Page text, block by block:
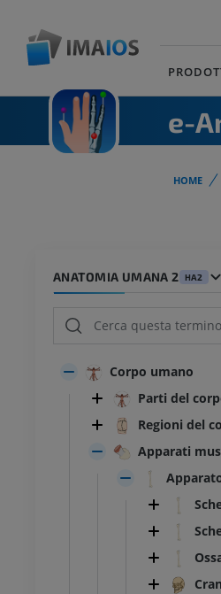
e-
HOME
ANATOMIA UMANA 2 HA2
Corpo umano
Parti del
Regioni del
Apparati